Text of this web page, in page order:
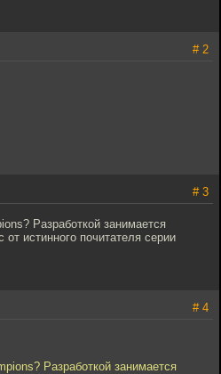
# 2
# 3
Разработкой занимается
истинного почитателя серии
# 4
Разработкой занимается